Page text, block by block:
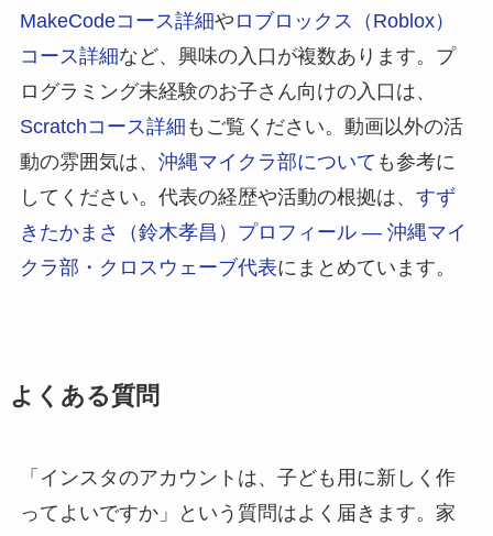
MakeCodeコース詳細や ロブロックス（Roblox）
コース詳細など、興味の入口が複数あります。プ
ログラミング未経験のお子さん向けの入口は、
Scratchコース詳細 もご覧ください。動画以外の活
動の雰囲気は、 沖縄マイクラ部について も参考に
してください。代表の経歴や活動の根拠は、 すず
きたかまさ（鈴木孝昌）プロフィール ― 沖縄マイ
クラ部・クロスウェーブ代表にまとめています。
よくある質問
「インスタのアカウントは、子ども用に新しく作
ってよいですか」という質問はよく届きます。家